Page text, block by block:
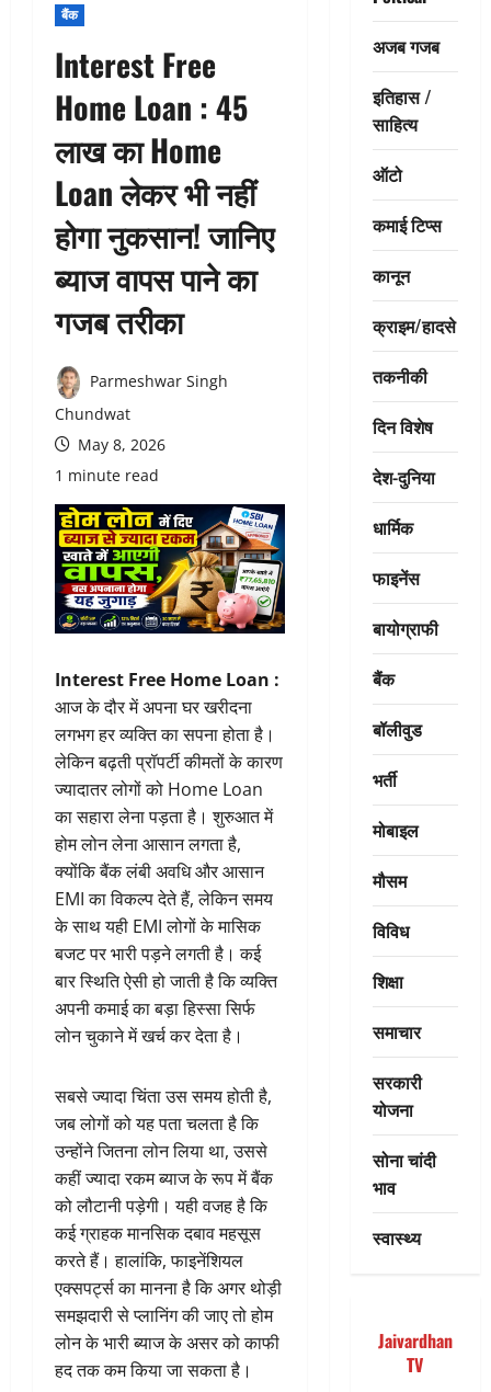
बैंक
Interest Free
Home Loan : 45
लाख का Home
Loan लेकर भी नहीं
होगा नुकसान! जानिए
ब्याज वापस पाने का
गजब तरीका
Parmeshwar Singh
Chundwat
May 8, 2026
1 minute read
Interest Free Home Loan :
आज के दौर में अपना घर खरीदना
लगभग हर व्यक्ति का सपना होता है।
लेकिन बढ़ती प्रॉपर्टी कीमतों के कारण
ज्यादातर लोगों को Home Loan
का सहारा लेना पड़ता है। शुरुआत में
होम लोन लेना आसान लगता है,
क्योंकि बैंक लंबी अवधि और आसान
EMI का विकल्प देते हैं, लेकिन समय
के साथ यही EMI लोगों के मासिक
बजट पर भारी पड़ने लगती है। कई
बार स्थिति ऐसी हो जाती है कि व्यक्ति
अपनी कमाई का बड़ा हिस्सा सिर्फ
लोन चुकाने में खर्च कर देता है।
सबसे ज्यादा चिंता उस समय होती है,
जब लोगों को यह पता चलता है कि
उन्होंने जितना लोन लिया था, उससे
कहीं ज्यादा रकम ब्याज के रूप में बैंक
को लौटानी पड़ेगी। यही वजह है कि
कई ग्राहक मानसिक दबाव महसूस
करते हैं। हालांकि, फाइनेंशियल
एक्सपर्ट्स का मानना है कि अगर थोड़ी
समझदारी से प्लानिंग की जाए तो होम
लोन के भारी ब्याज के असर को काफी
हद तक कम किया जा सकता है।
अजब गजब
इतिहास /
साहित्य
ऑटो
कमाई टिप्स
कानून
क्राइम/हादसे
तकनीकी
दिन विशेष
देश-दुनिया
धार्मिक
फाइनेंस
बायोग्राफी
बैंक
बॉलीवुड
भर्ती
मोबाइल
मौसम
विविध
शिक्षा
समाचार
सरकारी
योजना
सोना चांदी
भाव
स्वास्थ्य
Jaivardhan
TV